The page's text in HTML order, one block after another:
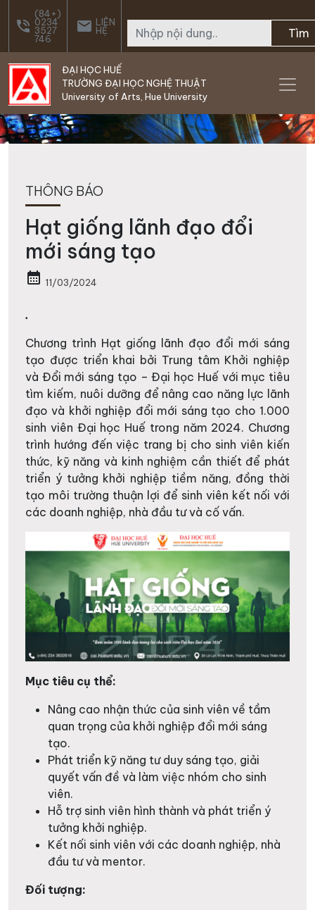
Skip to main content
phone_in_talk
(84+)
0234
3527
746
email LIÊN
HỆ Tìm
ĐẠI HỌC HUẾ
TRƯỜNG ĐẠI HỌC NGHỆ THUẬT
University of Arts, Hue University
THÔNG BÁO
Hạt giống lãnh đạo đổi
mới sáng tạo
calendar_month 11/03/2024
.
Chương trình Hạt giống lãnh đạo đổi mới sáng
tạo được triển khai bởi Trung tâm Khởi nghiệp
và Đổi mới sáng tạo – Đại học Huế với mục tiêu
tìm kiếm, nuôi dưỡng để nâng cao năng lực lãnh
đạo và khởi nghiệp đổi mới sáng tạo cho 1.000
sinh viên Đại học Huế trong năm 2024. Chương
trình hướng đến việc trang bị cho sinh viên kiến
thức, kỹ năng và kinh nghiệm cần thiết để phát
triển ý tưởng khởi nghiệp tiềm năng, đồng thời
tạo môi trường thuận lợi để sinh viên kết nối với
các doanh nghiệp, nhà đầu tư và cố vấn.
Mục tiêu cụ thể:
Nâng cao nhận thức của sinh viên về tầm
quan trọng của khởi nghiệp đổi mới sáng
tạo.
Phát triển kỹ năng tư duy sáng tạo, giải
quyết vấn đề và làm việc nhóm cho sinh
viên.
Hỗ trợ sinh viên hình thành và phát triển ý
tưởng khởi nghiệp.
Kết nối sinh viên với các doanh nghiệp, nhà
đầu tư và mentor.
Đối tượng: